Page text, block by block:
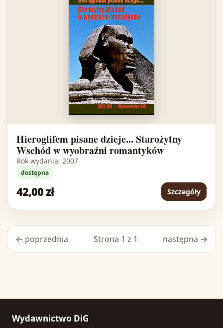
Hieroglifem pisane dzieje... Starożytny
Wschód w wyobraźni romantyków
Rok wydania: 2007
dostępna
42,00 zł Szczegóły
← poprzednia Strona 1 z 1 następna →
Wydawnictwo DiG